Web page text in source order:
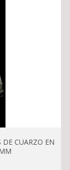
DE CUARZO EN